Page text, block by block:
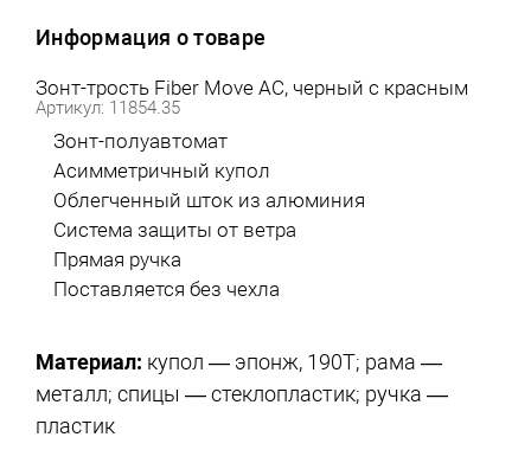
Информация о товаре
Зонт-трость Fiber Move AC, черный с красным
Артикул: 11854.35
Зонт-полуавтомат
Асимметричный купол
Облегченный шток из алюминия
Система защиты от ветра
Прямая ручка
Поставляется без чехла
Материал: купол — эпонж, 190T; рама —
металл; спицы — стеклопластик; ручка —
пластик